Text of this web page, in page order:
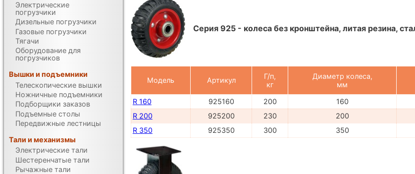
Серия 925 - колеса без кронштейна, литая резина,
Модель Артикул
Г/п,
кг
Диаметр колеса,
мм
R 160 925160 200 160
R 200
925200 230 200
R 350
925350 300 350
Электрические
погрузчики
Дизельные погрузчики
Газовые погрузчики
Тягачи
Оборудование для
погрузчиков
Вышки и подъемники
Телескопические вышки
Ножничные подъемники
Подборщики заказов
Подъемные столы
Передвижные лестницы
Тали и механизмы
Электрические тали
Шестеренчатые тали
Рычажные тали